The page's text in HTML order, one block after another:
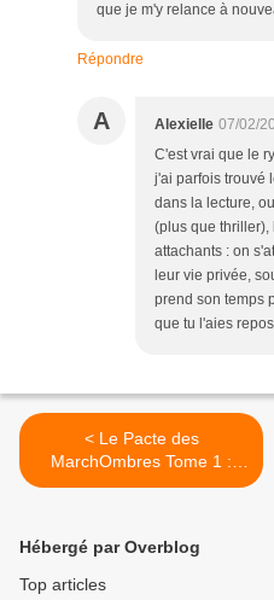
que je m'y relance à
Répondre
A Alexielle 07/02/
C'est vrai que le
j'ai parfois trouvé
dans la lecture,
(plus que
attachants : on
leur vie privée,
prend son temps
que tu l'aies
< Le Pacte des
MarchOmbres Tome 1 :
Ellana de Pierre BOTTERO
Hébergé par Overblog
Top articles